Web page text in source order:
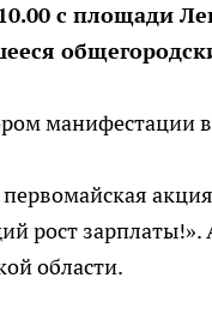
с площади
манифестации
первомайская
рост зарплаты!».
области.